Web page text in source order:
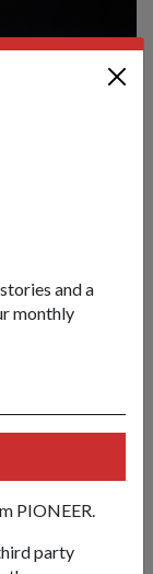
and a
monthly
PIONEER.
party
segar
dron dalaman